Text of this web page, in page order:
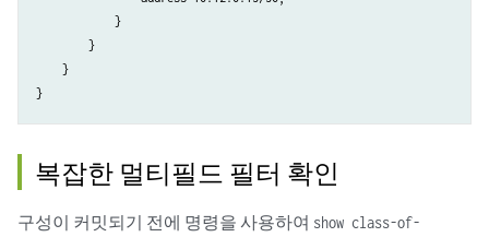
            }
        }
    }
복잡한 멀티필드 필터 확인
구성이 커밋되기 전에 명령을 사용하여 show class-of-